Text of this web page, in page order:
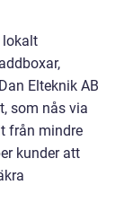
lokalt
Elteknik AB
som nås via
från mindre
kunder att